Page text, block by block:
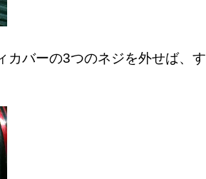
カバーの3つのネジを外せば、す